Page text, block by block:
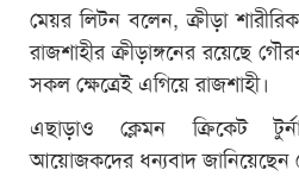
মেয়র লিটন বলেন, ক্রীড়া
রাজশাহীর ক্রীড়াঙ্গনের রয়েছে
সকল ক্ষেত্রেই এগিয়ে রাজশাহী।
এছাড়াও ক্লেমন ক্রিকেট
আয়োজকদের ধন্যবাদ জানিয়েছেন